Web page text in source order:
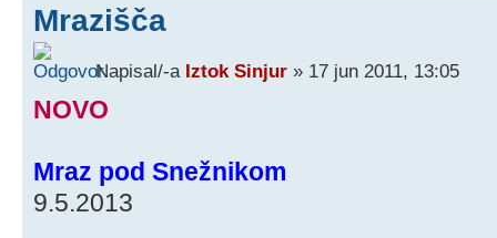
Mrazišča
Napisal/-a Iztok Sinjur » 17 jun 2011, 13:05
NOVO
Mraz pod Snežnikom
9.5.2013